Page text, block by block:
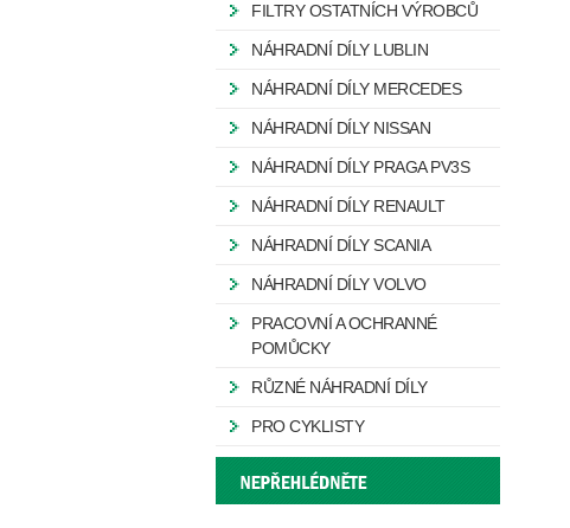
FILTRY OSTATNÍCH VÝROBCŮ
NÁHRADNÍ DÍLY LUBLIN
NÁHRADNÍ DÍLY MERCEDES
NÁHRADNÍ DÍLY NISSAN
NÁHRADNÍ DÍLY PRAGA PV3S
NÁHRADNÍ DÍLY RENAULT
NÁHRADNÍ DÍLY SCANIA
NÁHRADNÍ DÍLY VOLVO
PRACOVNÍ A OCHRANNÉ
POMŮCKY
RŮZNÉ NÁHRADNÍ DÍLY
PRO CYKLISTY